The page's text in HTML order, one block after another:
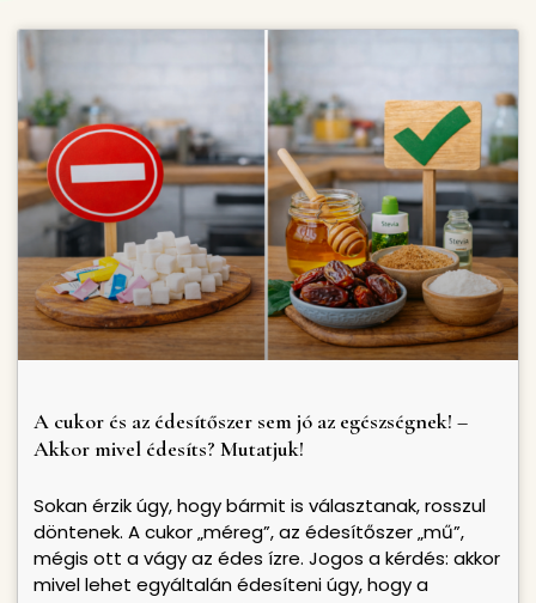
A cukor és az édesítőszer sem jó az egészségnek! –
Akkor mivel édesíts? Mutatjuk!
Sokan érzik úgy, hogy bármit is választanak, rosszul
döntenek. A cukor „méreg”, az édesítőszer „mű”,
mégis ott a vágy az édes ízre. Jogos a kérdés: akkor
mivel lehet egyáltalán édesíteni úgy, hogy a